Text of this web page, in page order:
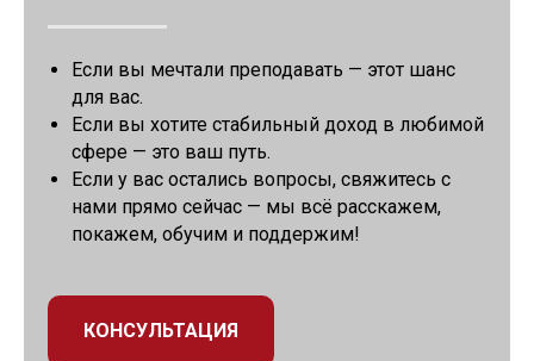
Если вы мечтали преподавать — этот шанс
для вас.
Если вы хотите стабильный доход в любимой
сфере — это ваш путь.
Если у вас остались вопросы, свяжитесь с
нами прямо сейчас — мы всё расскажем,
покажем, обучим и поддержим!
КОНСУЛЬТАЦИЯ